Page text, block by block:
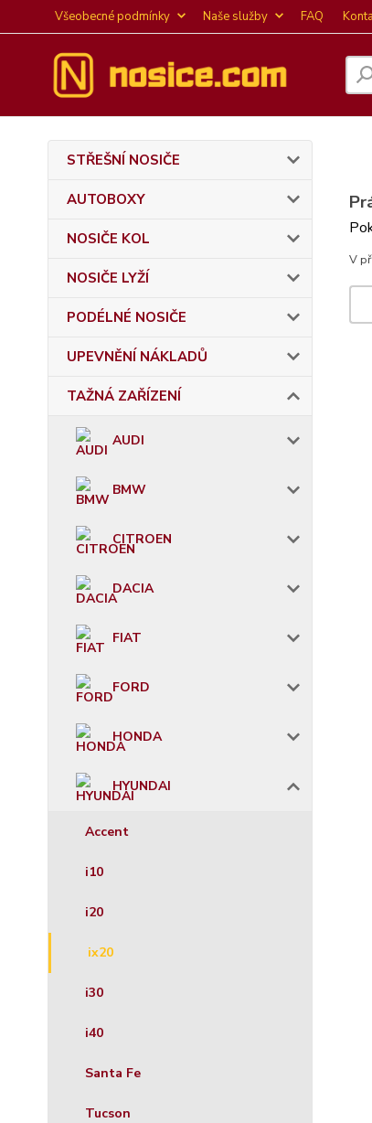
Všeobecné podmínky Naše služby FAQ
STŘEŠNÍ NOSIČE
AUTOBOXY
NOSIČE KOL
NOSIČE LYŽÍ
PODÉLNÉ NOSIČE
UPEVNĚNÍ NÁKLADŮ
TAŽNÁ ZAŘÍZENÍ
AUDI
BMW
CITROEN
DACIA
FIAT
FORD
HONDA
HYUNDAI
Accent
i10
i20
ix20
i30
i40
Santa Fe
Tucson
V